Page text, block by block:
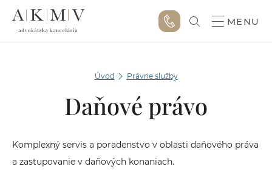
MENU
Úvod Právne služby
Daňové právo
Komplexný servis a poradenstvo v oblasti daňového práva
a zastupovanie v daňových konaniach.